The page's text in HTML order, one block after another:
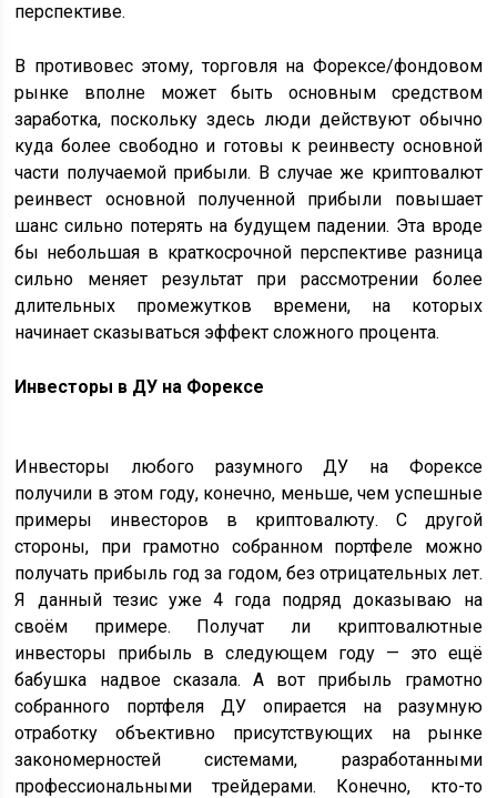
перспективе.
В противовес этому, торговля на Форексе/фондовом
рынке вполне может быть основным средством
заработка, поскольку здесь люди действуют обычно
куда более свободно и готовы к реинвесту основной
части получаемой прибыли. В случае же криптовалют
реинвест основной полученной прибыли повышает
шанс сильно потерять на будущем падении. Эта вроде
бы небольшая в краткосрочной перспективе разница
сильно меняет результат при рассмотрении более
длительных промежутков времени, на которых
начинает сказываться эффект сложного процента.
Инвесторы в ДУ на Форексе
Инвесторы любого разумного ДУ на Форексе
получили в этом году, конечно, меньше, чем успешные
примеры инвесторов в криптовалюту. С другой
стороны, при грамотно собранном портфеле можно
получать прибыль год за годом, без отрицательных лет.
Я данный тезис уже 4 года подряд доказываю на
своём примере. Получат ли криптовалютные
инвесторы прибыль в следующем году — это ещё
бабушка надвое сказала. А вот прибыль грамотно
собранного портфеля ДУ опирается на разумную
отработку объективно присутствующих на рынке
закономерностей системами, разработанными
профессиональными трейдерами. Конечно, кто-то